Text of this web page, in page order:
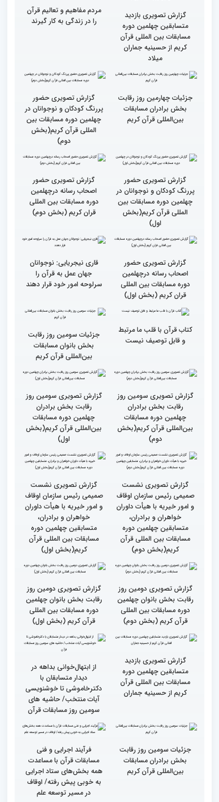
مهمانان در غرفه های
نمایشگاهی چهلمین دوره
مسابقات بین المللی قران
کریم(بخش دوم)
گزارش تصویری حضور
مهمانان در غرفه های
نمایشگاهی چهلمین دوره
متسابقین چهلمین دوره
مسابقات بین المللی قرآن
کریم از حسینیه جماران
مردم مفاهیم و تعالیم قرآن
را در زندگی به کار گیرند
بخش برادران مسابقات
بین‌المللی قرآن کریم
پررنگ کودکان و نوجوانان در
چهلمین دوره مسابقات بین
المللی قرآن کریم(بخش
دوم)
پررنگ کودکان و نوجوانان در
چهلمین دوره مسابقات بین
المللی قرآن کریم(بخش
اول)
اصحاب رسانه درچهلمین
دوره مسابقات بین المللی
قران کریم (بخش دوم)
گزارش تصویری حضور
اصحاب رسانه درچهلمین
قران کریم (بخش اول)
قاری نیجریایی: نوجوانان
جهان عمل به قرآن را
سرلوحه امور خود قرار دهند
کتاب قرآن با قلب ما مرتبط
و قابل توصیف نیست
جزئیات سومین روز رقابت
بخش بانوان مسابقات
بین‌المللی قرآن کریم
گزارش تصویری سومین روز
رقابت بخش برادران
چهلمین دوره مسابقات
بین‌المللی قرآن کریم(بخش
دوم)
گزارش تصویری سومین روز
رقابت بخش برادران
چهلمین دوره مسابقات
بین‌المللی قرآن کریم(بخش
اول)
صمیمی رئیس سازمان اوقاف
خواهران و برادران،
متسابقین چهلمین دوره
مسابقات بین المللی قرآن
کریم(بخش دوم)
صمیمی رئیس سازمان اوقاف
خواهران و برادران،
متسابقین چهلمین دوره
مسابقات بین المللی قرآن
کریم(بخش اول)
گزارش تصویری دومین روز
رقابت بخش بانوان چهلمین
دوره مسابقات بین المللی
قرآن کریم (بخش دوم)
گزارش تصویری دومین روز
رقابت بخش بانوان چهلمین
دوره مسابقات بین المللی
قرآن کریم (بخش اول)
گزارش تصویری بازدید
متسابقین چهلمین دوره
مسابقات بین المللی قرآن
کریم از حسینیه جماران
دیدار متسابقان با
دکترخاموشی تا خوشنویسی
آیات منتخب/ حاشیه های
سومین روز مسابقات قرآن